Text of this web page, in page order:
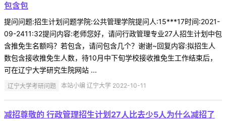
包含包
提问问题:招生计划问题学院:公共管理学院提问人:15***17时间:2021-
09-2411:32提问内容:老师您好，请问行政管理专业27人招生计划中包
含推免生名额吗？若包含，请问包含几个？谢谢~回复内容:拟招生人
数包含接收推免生人数，待10月中下旬学校接收推免生工作结束后，
可在辽宁大学研究生院网站 ...
辽宁大学考研问题 本站小编 辽宁大学 2022-10-11
减招尊敬的 行政管理招生计划27人比去少5人为什么减招了